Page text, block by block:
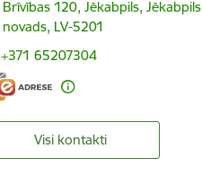
Brīvības 120, Jēkabpils, Jēkabpils
novads, LV-5201
+371 65207304
Visi kontakti